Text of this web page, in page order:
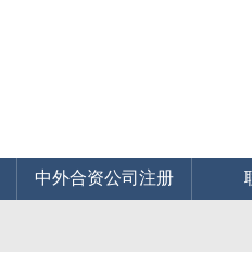
中外合资公司注册